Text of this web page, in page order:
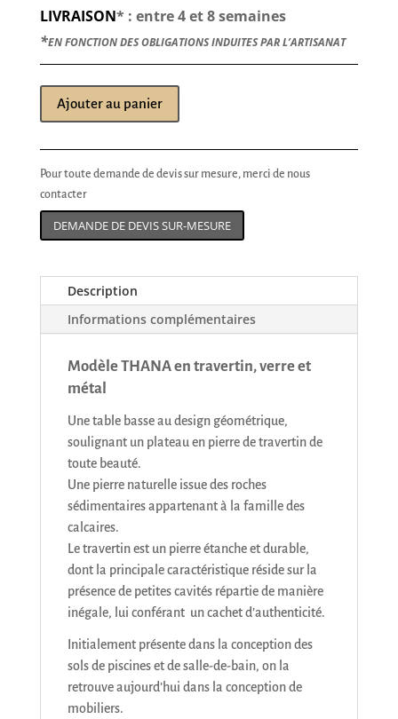
LIVRAISON* : entre 4 et 8 semaines
*EN FONCTION DES OBLIGATIONS INDUITES PAR L’ARTISANAT
Ajouter au panier
Pour toute demande de devis sur mesure, merci de nous
contacter
DEMANDE DE DEVIS SUR-MESURE
Description
Informations complémentaires
Modèle THANA en travertin, verre et
métal
Une table basse au design géométrique,
soulignant un plateau en pierre de travertin de
toute beauté.
Une pierre naturelle issue des roches
sédimentaires appartenant à la famille des
calcaires.
Le travertin est un pierre étanche et durable,
dont la principale caractéristique réside sur la
présence de petites cavités répartie de manière
inégale, lui conférant un cachet d’authenticité.
Initialement présente dans la conception des
sols de piscines et de salle-de-bain, on la
retrouve aujourd’hui dans la conception de
mobiliers.